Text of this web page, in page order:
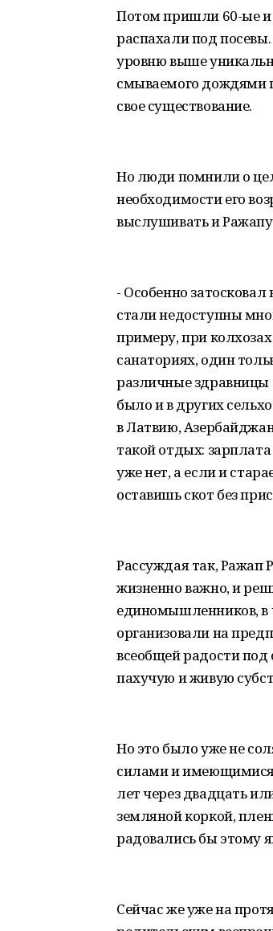
Потом пришли 60-ые и
распахали под
уровню выше
смываемого дождями
свое существование.
Но люди помнили о
необходимости его
выслушивать и
- Особенно
стали недоступны
примеру, при
санаториях, один
различные здравницы
было и в других
в Латвию,
такой отдых:
уже нет, а если и
оставишь скот без
Рассуждая так, Ражап
жизненно важно, и
единомышленников, в
организовали на
всеобщей радости
пахучую и живую
Но это было уже не
силами и имеющимися
лет через двадцать
земляной коркой,
радовались бы этому
Сейчас же уже на